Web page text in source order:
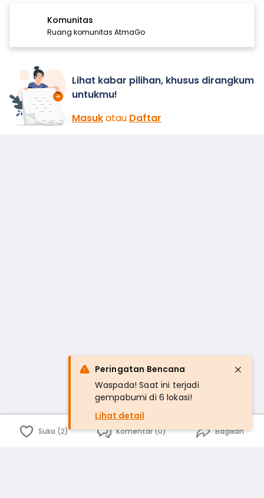
Komunitas
Ruang komunitas AtmaGo
Lihat kabar pilihan, khusus dirangkum
untukmu!
Masukatau Daftar
Suka (2) Komentar (0) Bagikan
Peringatan Bencana
Waspada! Saat ini terjadi
gempabumi di 6 lokasi!
Lihat detail